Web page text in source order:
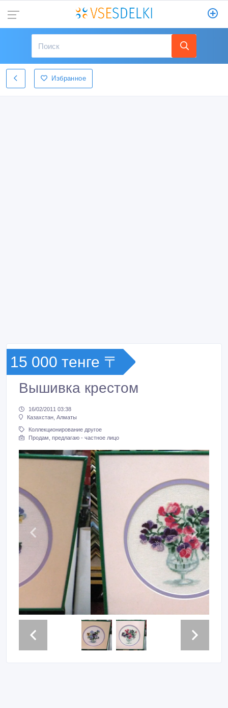
Избранное
15 000 тенге 〒
Вышивка крестом
16/02/2011 03:38
Казахстан, Алматы
Коллекционирование другое
Продам, предлагаю - частное лицо